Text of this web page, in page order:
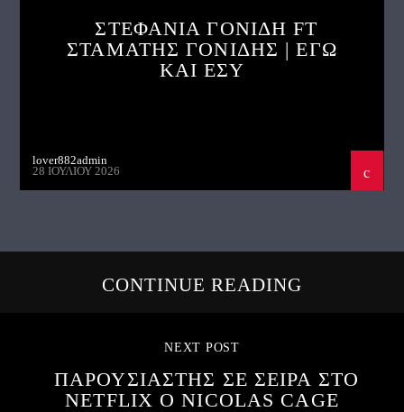
ΣΤΕΦΑΝΙΑ ΓΟΝΙΔΗ FT
ΣΤΑΜΑΤΗΣ ΓΟΝΙΔΗΣ | ΕΓΩ
ΚΑΙ ΕΣΥ
lover882admin
28 ΙΟΥΛΊΟΥ 2026
CONTINUE READING
NEXT POST
ΠΑΡΟΥΣΙΑΣΤΗΣ ΣΕ ΣΕΙΡΑ ΣΤΟ
NETFLIX Ο NICOLAS CAGE